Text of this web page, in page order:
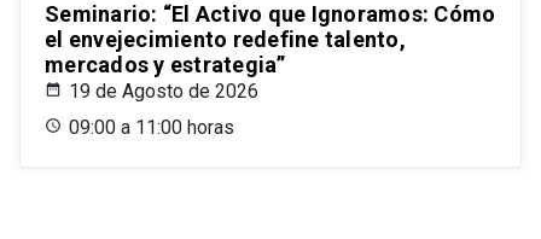
Seminario: “El Activo que Ignoramos: Cómo
el envejecimiento redefine talento,
mercados y estrategia”
19 de Agosto de 2026
09:00 a 11:00 horas